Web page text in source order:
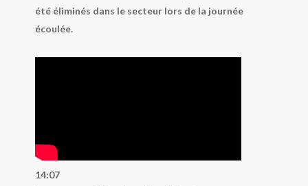
été éliminés dans le secteur lors de la journée
écoulée.
14:07